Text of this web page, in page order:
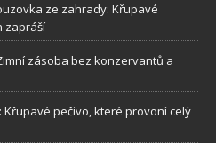
ze zahrady: Křupavé
zapráší
zásoba bez konzervantů a
pečivo, které provoní celý